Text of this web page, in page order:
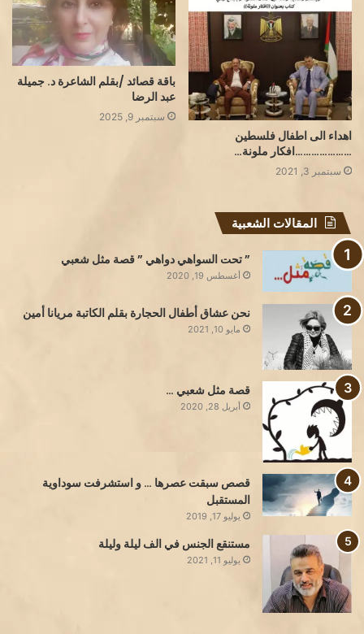
اهداء الى اطفال فلسطين
…………………افكار ملونة…
سبتمبر 3, 2021
باقة قصائد /بقلم الشاعرة د. جميلة
عبد الرضا
سبتمبر 9, 2025
المقالات الشعبية
” تحت السواهي دواهي ” قصة مثل شعبي
أغسطس 19, 2020
نحن عشاق أطفال الحجارة بقلم الكاتبة مريانا أمين
مايو 10, 2021
قصة مثل شعبي …
أبريل 28, 2020
قصص سبقت عصرها … و استشرفت سوداوية
المستقبل
يوليو 17, 2019
مستنقع الجنس في الف ليلة وليلة
يوليو 11, 2021